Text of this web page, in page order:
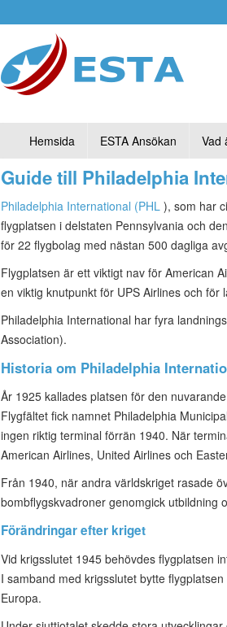
Hemsida ESTA Ansökan Vad
Guide till Philadelphia
Philadelphia International (PHL ), som har
flygplatsen i delstaten Pennsylvania och
för 22 flygbolag med nästan 500 dagliga
Flygplatsen är ett viktigt nav för American
en viktig knutpunkt för UPS Airlines och för
Philadelphia International har fyra
Association).
Historia om Philadelphia
År 1925 kallades platsen för den
Flygfältet fick namnet Philadelphia
ingen riktig terminal förrän 1940. När
American Airlines, United Airlines och
Från 1940, när andra världskriget rasade
bombflygskvadroner genomgick utbildning
Förändringar efter kriget
Vid krigsslutet 1945 behövdes flygplatsen
I samband med krigsslutet bytte
Europa.